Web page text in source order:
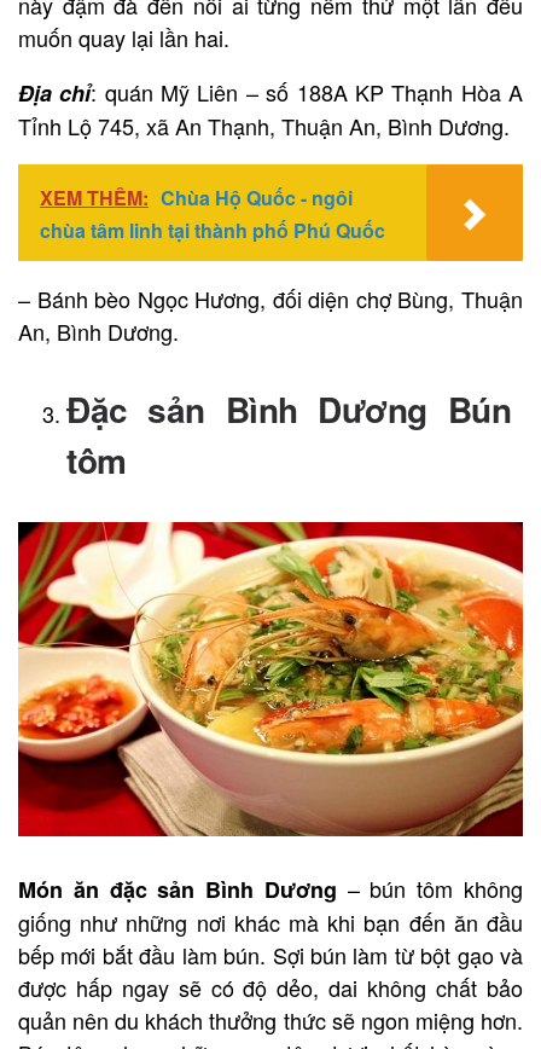
muốn quay lại lần hai.
Địa chỉ: quán Mỹ Liên – số 188A KP Thạnh Hòa A
Tỉnh Lộ 745, xã An Thạnh, Thuận An, Bình Dương.
XEM THÊM: Chùa Hộ Quốc - ngôi
chùa tâm linh tại thành phố Phú Quốc
– Bánh bèo Ngọc Hương, đối diện chợ Bùng, Thuận
An, Bình Dương.
Đặc sản Bình Dương Bún
tôm
Món ăn đặc sản Bình Dương – bún tôm không
giống như những nơi khác mà khi bạn đến ăn đầu
bếp mới bắt đầu làm bún. Sợi bún làm từ bột gạo và
được hấp ngay sẽ có độ dẻo, dai không chất bảo
quản nên du khách thưởng thức sẽ ngon miệng hơn.